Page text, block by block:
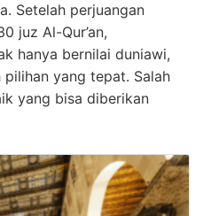
Setelah perjuangan
juz Al-Qur’an,
hanya bernilai duniawi,
yang tepat. Salah
yang bisa diberikan